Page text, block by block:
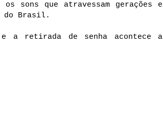
sons que atravessam gerações e
do Brasil.
a retirada de senha acontece a